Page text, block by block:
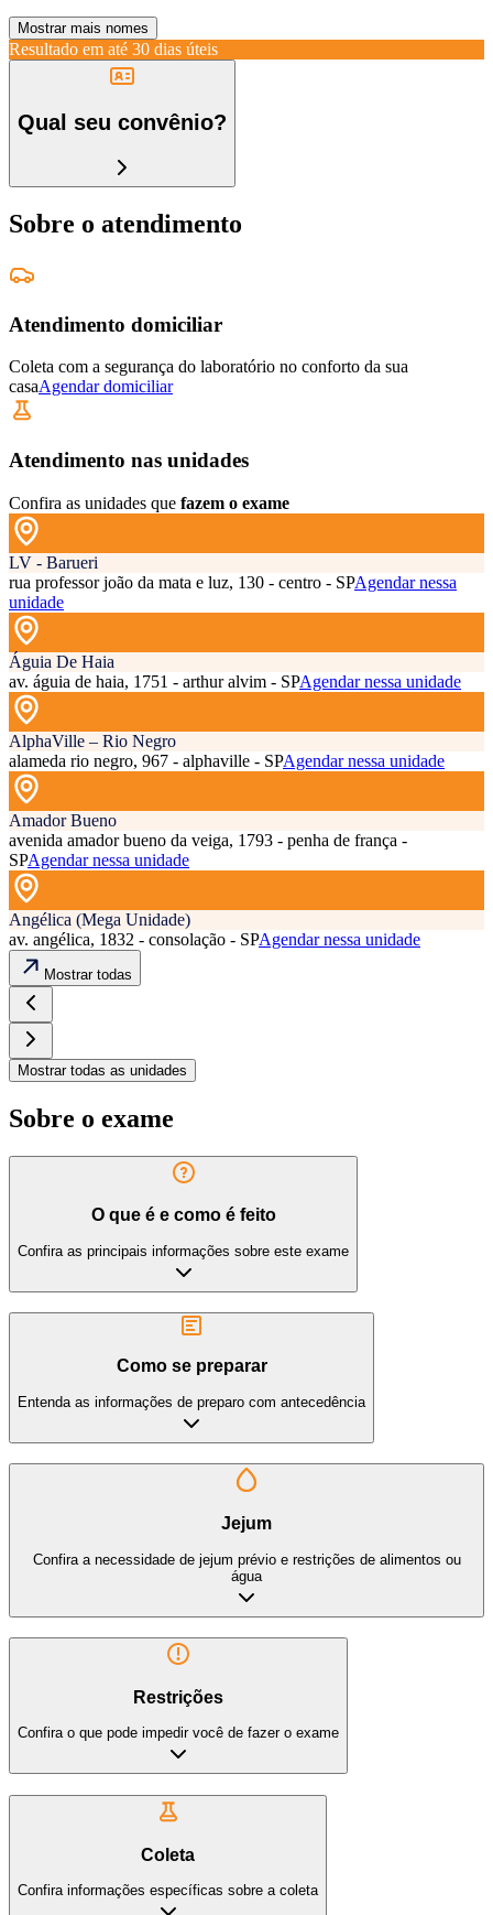
Mostrar mais nomes
Resultado em até 30 dias úteis
Qual seu convênio?
Sobre o atendimento
Atendimento domiciliar
Coleta com a segurança do laboratório no conforto da sua
casaAgendar domiciliar
Atendimento nas unidades
Confira as unidades que fazem o exame
LV - Barueri
rua professor joão da mata e luz, 130 - centro - SPAgendar nessa
unidade
Águia De Haia
av. águia de haia, 1751 - arthur alvim - SPAgendar nessa unidade
AlphaVille – Rio Negro
alameda rio negro, 967 - alphaville - SPAgendar nessa unidade
Amador Bueno
avenida amador bueno da veiga, 1793 - penha de frança -
SPAgendar nessa unidade
Angélica (Mega Unidade)
av. angélica, 1832 - consolação - SPAgendar nessa unidade
Mostrar todas
Mostrar todas as unidades
Sobre o exame
O que é e como é feito
Confira as principais informações sobre este exame
Como se preparar
Entenda as informações de preparo com antecedência
Jejum
Confira a necessidade de jejum prévio e restrições de alimentos ou
água
Restrições
Confira o que pode impedir você de fazer o exame
Coleta
Confira informações específicas sobre a coleta